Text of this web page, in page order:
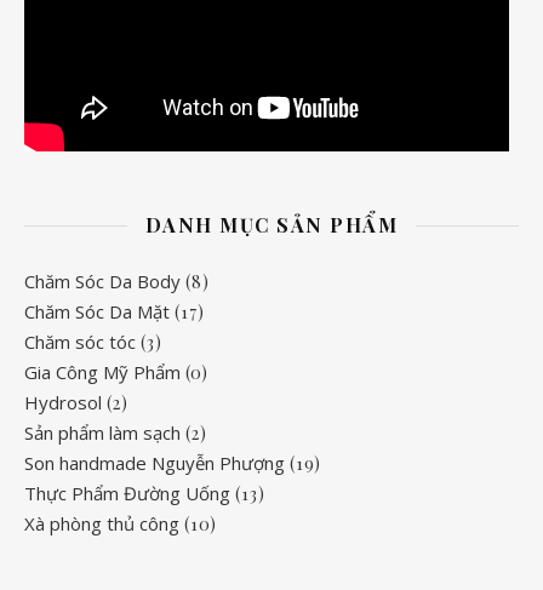
DANH MỤC SẢN PHẨM
Chăm Sóc Da Body (8)
Chăm Sóc Da Mặt (17)
Chăm sóc tóc (3)
Gia Công Mỹ Phẩm (0)
Hydrosol (2)
Sản phẩm làm sạch (2)
Son handmade Nguyễn Phượng (19)
Thực Phẩm Đường Uống (13)
Xà phòng thủ công (10)